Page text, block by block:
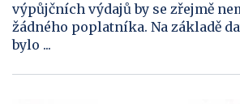
výpůjčních výdajů by se zřejmě
žádného poplatníka. Na základě
bylo ...